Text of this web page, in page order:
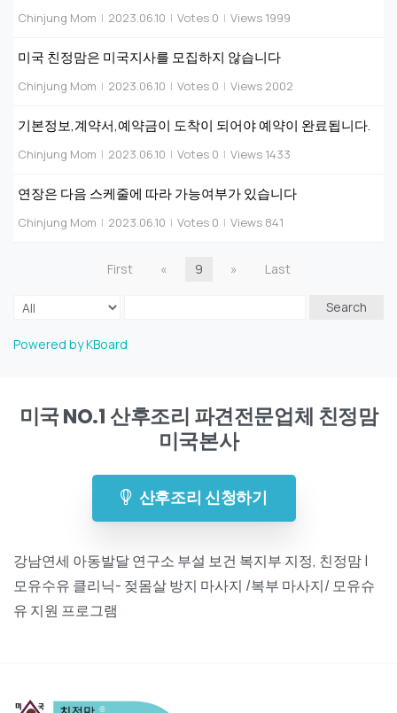
Chinjung Mom | 2023.06.10 | Votes 0 | Views 1999
미국 친정맘은 미국지사를 모집하지 않습니다
Chinjung Mom | 2023.06.10 | Votes 0 | Views 2002
기본정보,계약서,예약금이 도착이 되어야 예약이 완료됩니다.
Chinjung Mom | 2023.06.10 | Votes 0 | Views 1433
연장은 다음 스케줄에 따라 가능여부가 있습니다
Chinjung Mom | 2023.06.10 | Votes 0 | Views 841
First « 9 » Last
Search
Powered by KBoard
미국 NO.1 산후조리 파견전문업체 친정맘
미국본사
산후조리 신청하기
강남연세 아동발달 연구소 부설 보건 복지부 지정, 친정맘 |
모유수유 클리닉- 젖몸살 방지 마사지 /복부 마사지/ 모유슈
유 지원 프로그램